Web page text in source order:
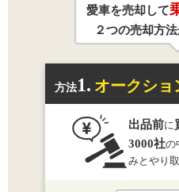
愛車を売却して
２つの売却方
方法1. オークショ
出品前に
3000社の
みとやり